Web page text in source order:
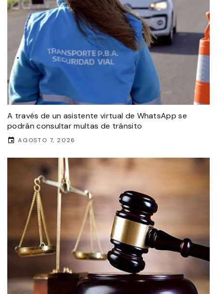
A través de un asistente virtual de WhatsApp se
podrán consultar multas de tránsito
AGOSTO 7, 2026